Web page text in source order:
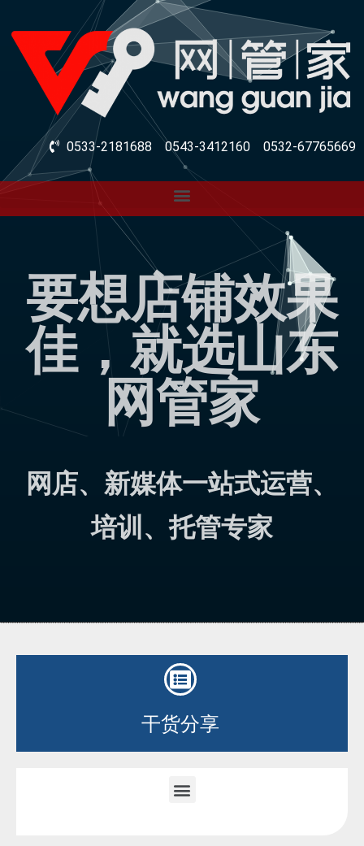
0533-2181688 0543-3412160 0532-67765669
要想店铺效果
佳，就选山东
网管家
网店、新媒体一站式运营、
培训、托管专家
干货分享